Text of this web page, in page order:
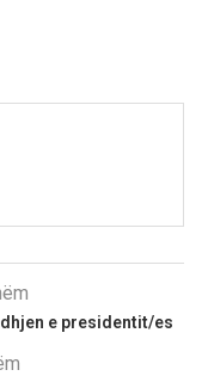
e presidentit/es